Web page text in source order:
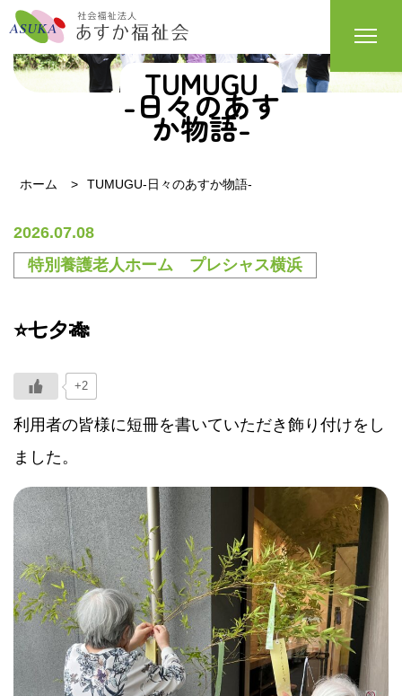
TUMUGU
-日々のあす
か物語-
ホーム TUMUGU-日々のあすか物語-
2026.07.08
特別養護老人ホーム プレシャス横浜
⭐七夕🎋
+2
利用者の皆様に短冊を書いていただき飾り付けをし
ました。